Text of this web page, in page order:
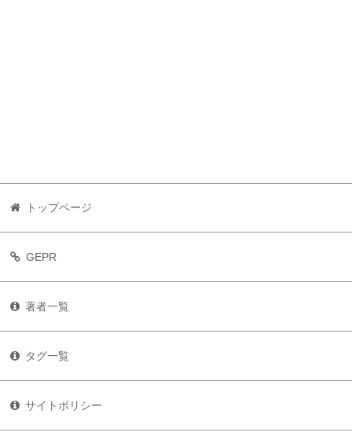
トップページ
GEPR
著者一覧
タグ一覧
サイトポリシー